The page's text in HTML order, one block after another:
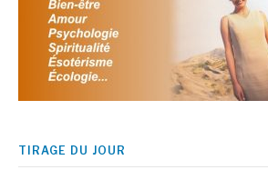
TIRAGE DU JOUR